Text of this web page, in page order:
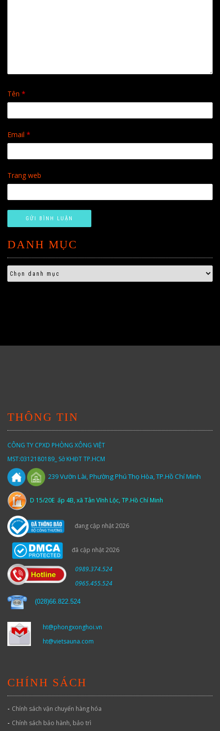
Tên *
Email *
Trang web
DANH MỤC
THÔNG TIN
CÔNG TY CPXD PHÒNG XÔNG VIỆT
MST:0312180189_ Sở KHĐT TP.HCM
239Vườn Lài,Phường Phú Thọ Hòa, TP.Hồ Chí Minh
D 15/20E ấp 4B, xã Tân Vĩnh Lộc, TP.Hồ Chí Minh
đang cập nhật 2026
đã cập nhật 2026
0989.374.524
0965.455.524
(028)66.822.524
ht@phongxonghoi.vn
ht@vietsauna.com
CHÍNH SÁCH
- Chính sách vận chuyển hàng hóa
- Chính sách bảo hành, bảo trì